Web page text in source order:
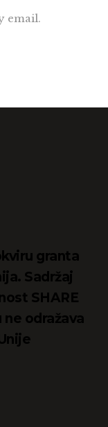
email.
granta
Sadržaj
SHARE
odražava